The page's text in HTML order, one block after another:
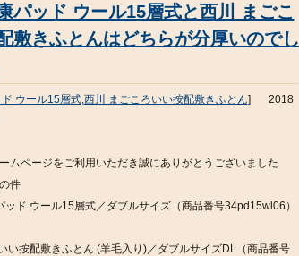
パッド ウール15層式と西川 まごこ
敷きふとんはどちらが分厚いのでし
ウール15層式,西川 まごころいい按配敷きふとん]
2018
ムページをご利用いただき誠にありがとうございました
件
ッド ウール15層式／ダブルサイズ（商品番号34pd15wl06）
い按配敷きふとん (羊毛入り)／ダブルサイズDL（商品番号